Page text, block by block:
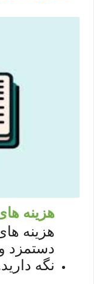
هزینه
هزینه
دستمزد
نگه